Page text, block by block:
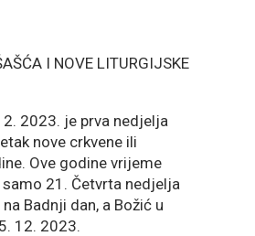
I NOVE LITURGIJSKE
2023. je prva nedjelja
nove crkvene ili
Ove godine vrijeme
21. Četvrta nedjelja
Badnji dan, a Božić u
12. 2023.